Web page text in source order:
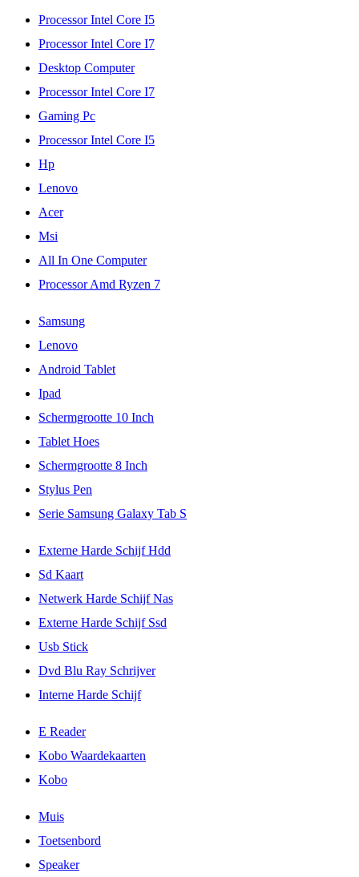
Processor Intel Core I5
Processor Intel Core I7
Desktop Computer
Processor Intel Core I7
Gaming Pc
Processor Intel Core I5
Hp
Lenovo
Acer
Msi
All In One Computer
Processor Amd Ryzen 7
Samsung
Lenovo
Android Tablet
Ipad
Schermgrootte 10 Inch
Tablet Hoes
Schermgrootte 8 Inch
Stylus Pen
Serie Samsung Galaxy Tab S
Externe Harde Schijf Hdd
Sd Kaart
Netwerk Harde Schijf Nas
Externe Harde Schijf Ssd
Usb Stick
Dvd Blu Ray Schrijver
Interne Harde Schijf
E Reader
Kobo Waardekaarten
Kobo
Muis
Toetsenbord
Speaker